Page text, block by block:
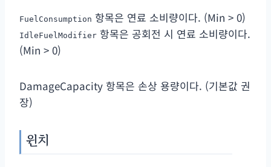
FuelConsumption 항목은 연료 소비량이다. (Min > 0)
IdleFuelModifier 항목은 공회전 시 연료 소비량이다.
(Min > 0)
DamageCapacity 항목은 손상 용량이다. (기본값 권
장)
윈치